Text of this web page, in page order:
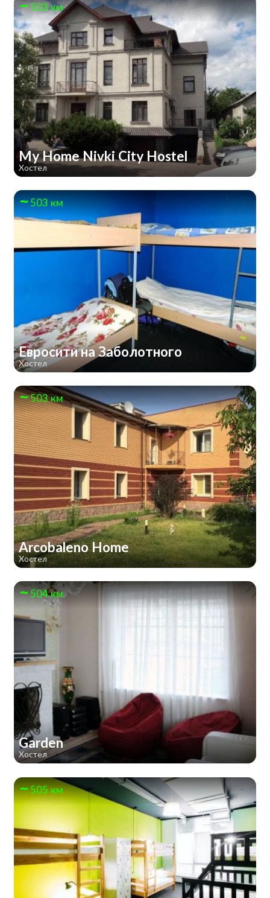
503 км
My Home Nivki City Hostel
Хостел
503 км
Евросити на Заболотного
Хостел
503 км
Arcobaleno Home
Хостел
504 км
Garden
Хостел
505 км